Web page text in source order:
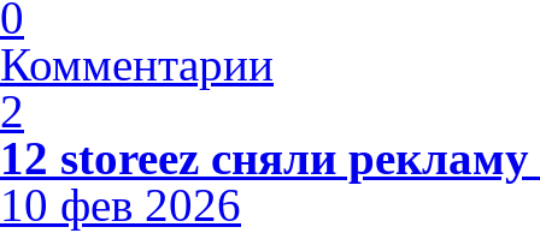
0
Комментарии
2
12 storeez сняли
10 фев 2026